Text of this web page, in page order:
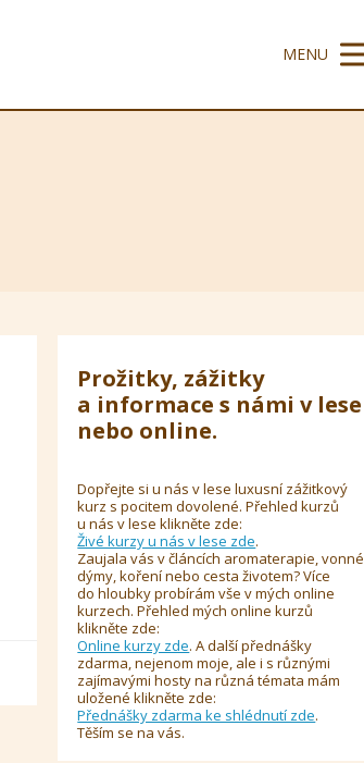
MENU
Prožitky, zážitky
a informace s námi v lese
nebo online.
Dopřejte si u nás v lese luxusní zážitkový
kurz s pocitem dovolené. Přehled kurzů
u nás v lese klikněte zde:
Živé kurzy u nás v lese zde.
Zaujala vás v článcích aromaterapie, vonné
dýmy, koření nebo cesta životem? Více
do hloubky probírám vše v mých online
kurzech. Přehled mých online kurzů
klikněte zde:
Online kurzy zde. A další přednášky
zdarma, nejenom moje, ale i s různými
zajímavými hosty na různá témata mám
uložené klikněte zde:
Přednášky zdarma ke shlédnutí zde.
Těším se na vás.